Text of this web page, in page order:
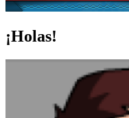
¡Holas!